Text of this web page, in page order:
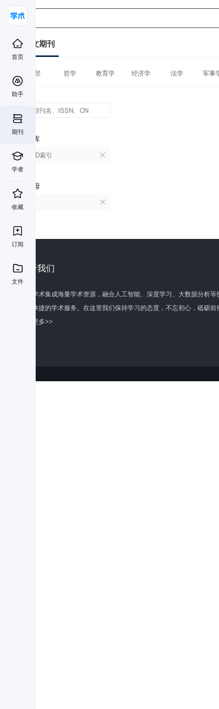
首页
助手
期刊
学者
收藏
订阅
文件
中文期刊
全部 哲学 教育学 经济学 法学 军事
数据库
CSCD索引
首字母
关于我们
百度学术集成海量学术资源，融合人工智能、深度学习、大数据分析
全面快捷的学术服务。在这里我们保持学习的态度，不忘初心，砥砺前
了解更多>>